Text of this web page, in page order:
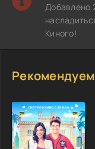
Добавлено
Киного!